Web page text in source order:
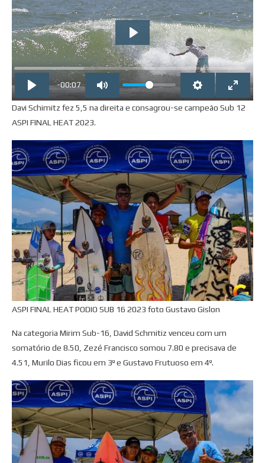
-00:07
PLAY
Davi Schimitz fez 5,5 na direita e consagrou-se campeão Sub 12
ASPI FINAL HEAT 2023.
ASPI FINAL HEAT PODIO SUB 16 2023 foto Gustavo Gislon
Na categoria Mirim Sub-16, David Schmitiz venceu com um
somatório de 8.50, Zezé Francisco somou 7.80 e precisava de
4.51, Murilo Dias ficou em 3º e Gustavo Frutuoso em 4º.